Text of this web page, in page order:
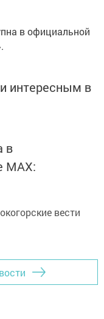
в официальной
интересным в
в
MАХ:
вести